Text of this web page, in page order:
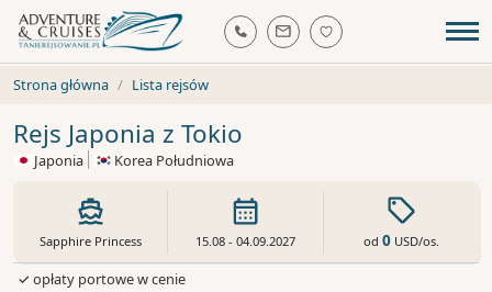
Strona główna Lista rejsów
Rejs Japonia z Tokio
Japonia Korea Południowa
Sapphire Princess 15.08 - 04.09.2027 od 0USD/os.
✓ opłaty portowe w cenie